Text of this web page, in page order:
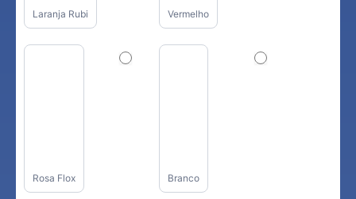
Laranja Rubi Vermelho
Rosa Flox Branco